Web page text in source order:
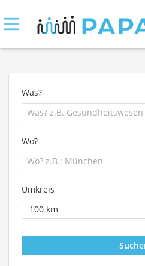
Was?
Wo?
Umkreis